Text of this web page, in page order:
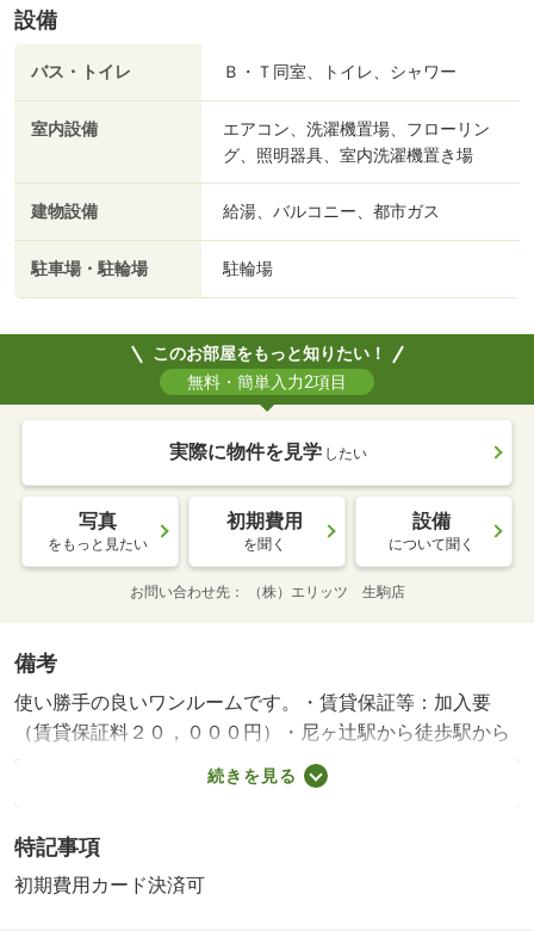
設備
バス・トイレ Ｂ・Ｔ同室、トイレ、シャワー
室内設備
エアコン、洗濯機置場、フローリン
グ、照明器具、室内洗濯機置き場
建物設備 給湯、バルコニー、都市ガス
駐車場・駐輪場 駐輪場
このお部屋をもっと知りたい！
無料・簡単入力2項目
実際に物件を見学 したい
写真
をもっと見たい
初期費用
を聞く
設備
について聞く
お問い合わせ先 （株）エリッツ 生駒店
備考
使い勝手の良いワンルームです。・賃貸保証等：加入要
（賃貸保証料２０，０００円）・尼ヶ辻駅から徒歩駅から
徒歩１２分の物件です。お部屋はおもな開口部が南方向に
向いており、お部屋の床は主要部あるいは一部がクッショ
町店があり便利です。・バイク置場：なし・駐輪場：有
続きを見る
特記事項
初期費用カード決済可